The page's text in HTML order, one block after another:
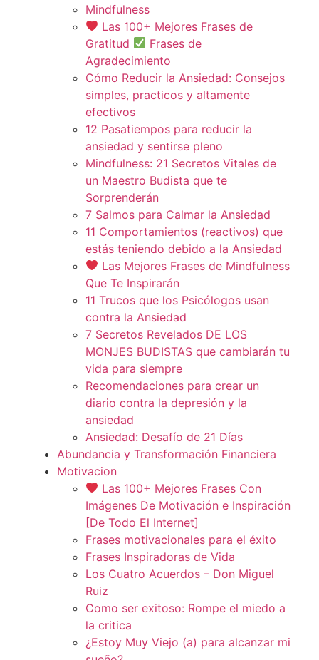
Mindfulness
Las 100+ Mejores Frases de
Gratitud
Frases de
Agradecimiento
Cómo Reducir la Ansiedad: Consejos
simples, practicos y altamente
efectivos
12 Pasatiempos para reducir la
ansiedad y sentirse pleno
Mindfulness: 21 Secretos Vitales de
un Maestro Budista que te
Sorprenderán
7 Salmos para Calmar la Ansiedad
11 Comportamientos (reactivos) que
estás teniendo debido a la Ansiedad
Las Mejores Frases de Mindfulness
Que Te Inspirarán
11 Trucos que los Psicólogos usan
contra la Ansiedad
7 Secretos Revelados DE LOS
MONJES BUDISTAS que cambiarán tu
vida para siempre
Recomendaciones para crear un
diario contra la depresión y la
ansiedad
Ansiedad: Desafío de 21 Días
Abundancia y Transformación Financiera
Motivacion
Las 100+ Mejores Frases Con
Imágenes De Motivación e Inspiración
[De Todo El Internet]
Frases motivacionales para el éxito
Frases Inspiradoras de Vida
Los Cuatro Acuerdos – Don Miguel
Ruiz
Como ser exitoso: Rompe el miedo a
la critica
¿Estoy Muy Viejo (a) para alcanzar mi